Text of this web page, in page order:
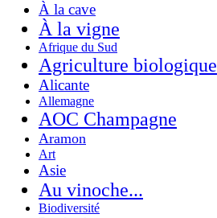
À la cave
À la vigne
Afrique du Sud
Agriculture biologique
Alicante
Allemagne
AOC Champagne
Aramon
Art
Asie
Au vinoche...
Biodiversité